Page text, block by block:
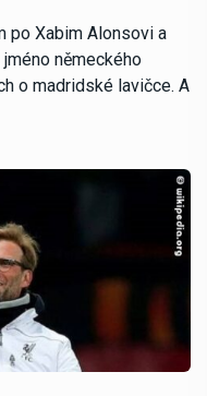
po Xabim Alonsovi a
německého
o madridské lavičce. A